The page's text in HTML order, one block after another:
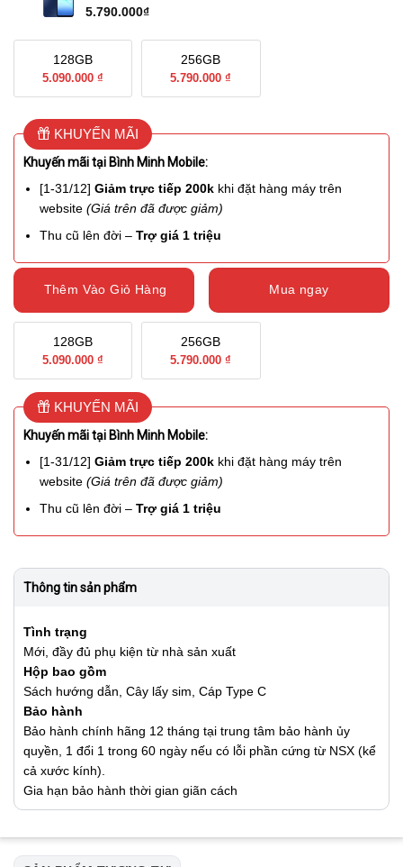
5.790.000₫
128GB
5.090.000 ₫
256GB
5.790.000 ₫
KHUYẾN MÃI
Khuyến mãi tại Bình Minh Mobile:
[1-31/12]Giảm trực tiếp 200k khi đặt hàng máy trên
website(Giá trên đã được giảm)
Thu cũ lên đời –Trợ giá 1 triệu
Thêm Vào Giỏ Hàng Mua ngay
128GB
5.090.000 ₫
256GB
5.790.000 ₫
KHUYẾN MÃI
Khuyến mãi tại Bình Minh Mobile:
[1-31/12]Giảm trực tiếp 200k khi đặt hàng máy trên
website(Giá trên đã được giảm)
Thu cũ lên đời –Trợ giá 1 triệu
Thông tin sản phẩm
Tình trạng
Mới, đầy đủ phụ kiện từ nhà sản xuất
Hộp bao gồm
Sách hướng dẫn, Cây lấy sim, Cáp Type C
Bảo hành
Bảo hành chính hãng 12 tháng tại trung tâm bảo hành ủy
quyền, 1 đổi 1 trong 60 ngày nếu có lỗi phần cứng từ NSX (kể
cả xước kính).
Gia hạn bảo hành thời gian giãn cách